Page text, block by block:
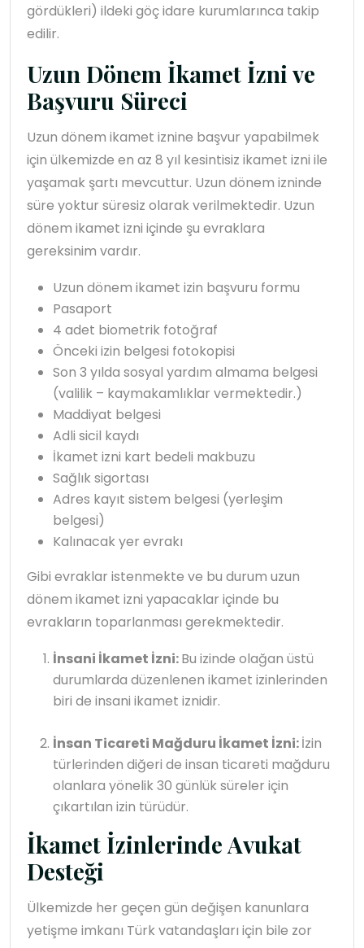
gördükleri) ildeki göç idare kurumlarınca takip
edilir.
Uzun Dönem İkamet İzni ve
Başvuru Süreci
Uzun dönem ikamet iznine başvur yapabilmek
için ülkemizde en az 8 yıl kesintisiz ikamet izni ile
yaşamak şartı mevcuttur. Uzun dönem izninde
süre yoktur süresiz olarak verilmektedir. Uzun
dönem ikamet izni içinde şu evraklara
gereksinim vardır.
Uzun dönem ikamet izin başvuru formu
Pasaport
4 adet biometrik fotoğraf
Önceki izin belgesi fotokopisi
Son 3 yılda sosyal yardım almama belgesi
(valilik – kaymakamlıklar vermektedir.)
Maddiyat belgesi
Adli sicil kaydı
İkamet izni kart bedeli makbuzu
Sağlık sigortası
Adres kayıt sistem belgesi (yerleşim
belgesi)
Kalınacak yer evrakı
Gibi evraklar istenmekte ve bu durum uzun
dönem ikamet izni yapacaklar içinde bu
evrakların toparlanması gerekmektedir.
İnsani İkamet İzni:Bu izinde olağan üstü
durumlarda düzenlenen ikamet izinlerinden
biri de insani ikamet iznidir.
İnsan Ticareti Mağduru İkamet İzni:İzin
türlerinden diğeri de insan ticareti mağduru
olanlara yönelik 30 günlük süreler için
çıkartılan izin türüdür.
İkamet İzinlerinde Avukat
Desteği
Ülkemizde her geçen gün değişen kanunlara
yetişme imkanı Türk vatandaşları için bile zor